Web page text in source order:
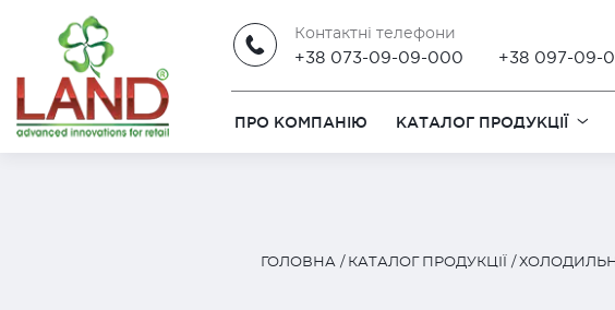
Контактні телефони
+38 073-09-09-000 +38 097-09-
ПРО КОМПАНІЮ КАТАЛОГ ПРОДУКЦІЇ
ГОЛОВНА КАТАЛОГ ПРОДУКЦІЇ